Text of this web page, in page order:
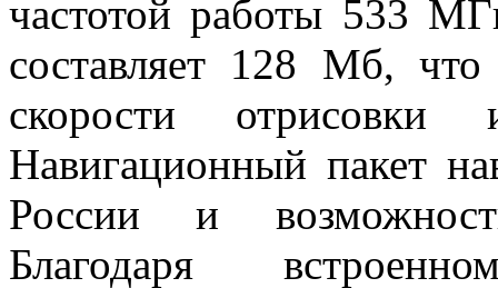
частотой работы 533
составляет 128 Мб, что
скорости отрисовки
Навигационный пакет
России и
Благодаря